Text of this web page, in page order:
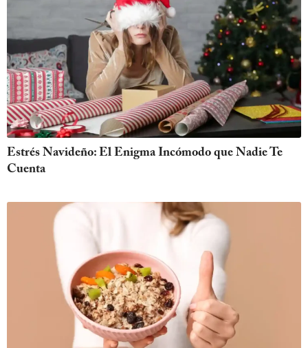
Estrés Navideño: El Enigma Incómodo que Nadie Te
Cuenta